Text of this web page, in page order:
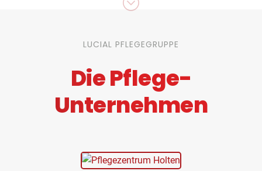
LUCIAL PFLEGEGRUPPE
Die Pflege-
Unternehmen